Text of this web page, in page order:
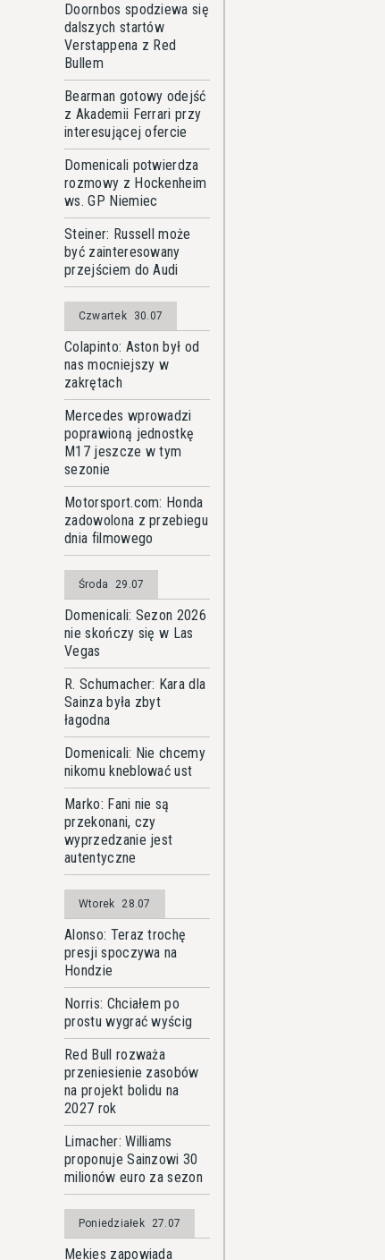
Doornbos spodziewa się
dalszych startów
Verstappena z Red
Bullem
Bearman gotowy odejść
z Akademii Ferrari przy
interesującej ofercie
Domenicali potwierdza
rozmowy z Hockenheim
ws. GP Niemiec
Steiner: Russell może
być zainteresowany
przejściem do Audi
Czwartek 30.07
Colapinto: Aston był od
nas mocniejszy w
zakrętach
Mercedes wprowadzi
poprawioną jednostkę
M17 jeszcze w tym
sezonie
Motorsport.com: Honda
zadowolona z przebiegu
dnia filmowego
Środa 29.07
Domenicali: Sezon 2026
nie skończy się w Las
Vegas
R. Schumacher: Kara dla
Sainza była zbyt
łagodna
Domenicali: Nie chcemy
nikomu kneblować ust
Marko: Fani nie są
przekonani, czy
wyprzedzanie jest
autentyczne
Wtorek 28.07
Alonso: Teraz trochę
presji spoczywa na
Hondzie
Norris: Chciałem po
prostu wygrać wyścig
Red Bull rozważa
przeniesienie zasobów
na projekt bolidu na
2027 rok
Limacher: Williams
proponuje Sainzowi 30
milionów euro za sezon
Poniedziałek 27.07
Mekies zapowiada